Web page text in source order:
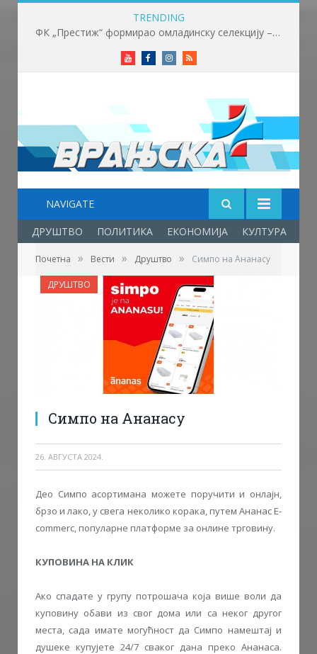
TRENDING
ФК „Престиж“ формирао омладинску селекцију – нови корак у развоју младих фудбалера
YoutubeFacebookInstagram
RSS
NAVIGATE
ДРУШТВО ПОЛИТИКА ЕКОНОМИЈА КУЛТУРА
Почетна » Вести » Друштво » Симпо на Ананасу
Симпо на Ананасу
26. АВГУСТА 2024.
ДРУШТВО
Део Симпо асортимана можете поручити и онлајн,
брзо и лако, у свега неколико корака, путем Ананас Е-
commerc, популарне платформе за онлине трговину.
КУПОВИНА НА КЛИК
Ако спадате у групу потрошача која више воли да
куповину обави из свог дома или са неког другог
места, сада имате могућност да Симпо намештај и
душеке купујете 24/7 сваког дана преко Ананаса.